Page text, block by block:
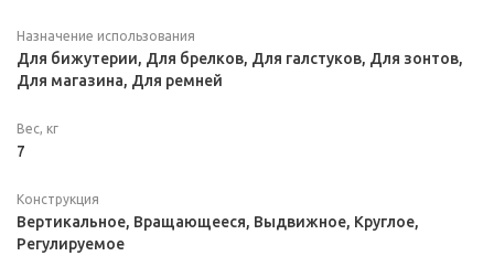
Назначение использования
Для бижутерии, Для брелков, Для галстуков, Для зонтов,
Для магазина, Для ремней
Вес, кг
7
Конструкция
Вертикальное, Вращающееся, Выдвижное, Круглое,
Регулируемое